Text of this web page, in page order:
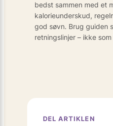
bedst sammen med et
kalorieunderskud,
god søvn. Brug guiden
retningslinjer – ikke
DEL ARTIKLEN